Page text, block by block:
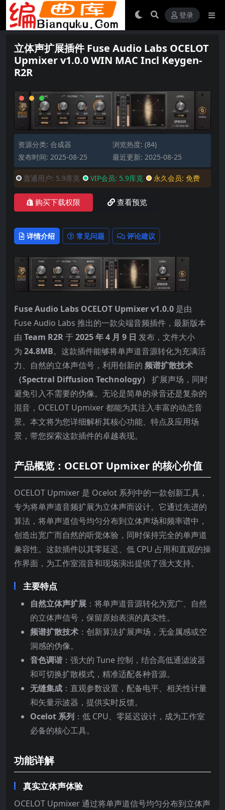
登录
立体声扩展插件 Fuse Audio Labs OCELOT
Upmixer v1.0.0 WIN MAC Incl Keygen-
R2R
资源分类: 合成器
浏览热度: (84)
发布时间: 2025-08-25
最近更新: 2025-08-25
普通用户: 5.9库克 VIP会员: 5.9库克 永久会员: 免费
购买下载权限 查看预览
详情介绍 常见问题 评论建议
Fuse Audio Labs OCELOT Upmixer v1.0.0 是由
Fuse Audio Labs 推出的一款尖端音频插件，最新版本
由 Team R2R于2025 年 4 月 9 日 发布，文件大小
为 24.8MB。这款插件能够将单声道音源转化为充满活
力、自然的立体声信号，利用创新的 频谱扩散技术
（Spectral Diffusion Technology） 扩展声场，同时
避免引入不需要的伪像。无论是简单的录音还是复杂的
混音，OCELOT Upmixer 都能为其注入丰富的动态音
景。本文将为您详细解析其核心功能、特点及应用场
景，带您探索这款插件的卓越表现。
产品概览：OCELOT Upmixer 的核心价值
OCELOT Upmixer 是 Ocelot 系列中的一款创新工具，
专为将单声道音频扩展为立体声而设计。它通过先进的
算法，将单声道信号均匀分布到立体声场和频率谱中，
创造出宽广而自然的听觉体验，同时保持完全的单声道
兼容性。这款插件以其零延迟、低 CPU 占用和直观的操
作界面，为工作室混音和现场演出提供了强大支持。
主要特点
自然立体声扩展 ：将单声道音源转化为宽广、自然
的立体声信号，保留原始表演的真实性。
频谱扩散技术 ：创新算法扩展声场，无金属感或空
洞感的伪像。
音色调谐：强大的 Tune 控制，结合高低通滤波器
和可切换扩散模式，精准适配各种音源。
无缝集成 ：直观参数设置，配备电平、相关性计量
和矢量示波器，提供实时反馈。
Ocelot 系列 ：低 CPU、零延迟设计，成为工作室
必备的核心工具。
功能详解
真实立体声体验
OCELOT Upmixer 通过将单声道信号均匀分布到立体声